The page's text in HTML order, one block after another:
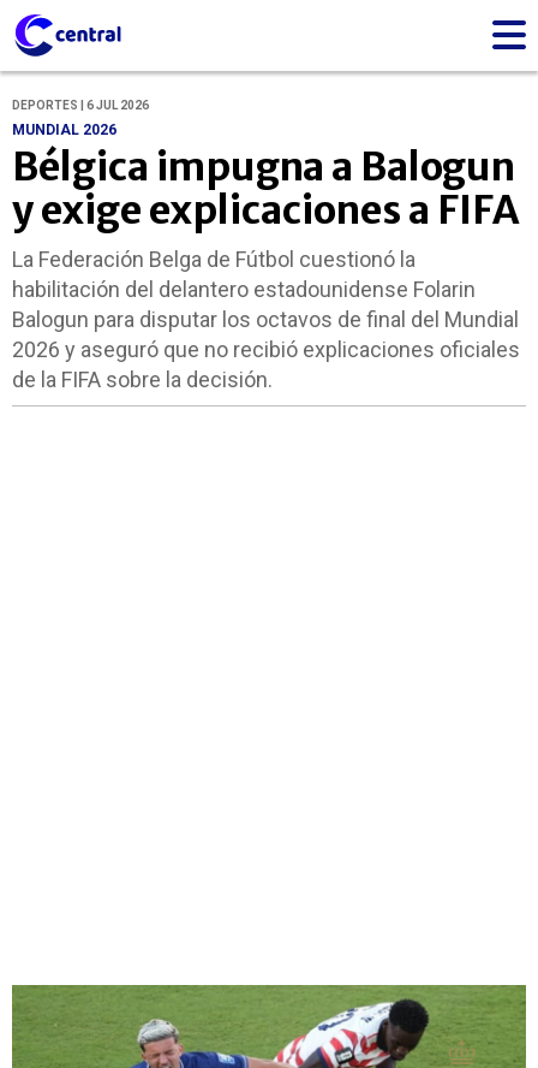
DEPORTES | 6 JUL 2026
MUNDIAL 2026
Bélgica impugna a Balogun
y exige explicaciones a FIFA
La Federación Belga de Fútbol cuestionó la
habilitación del delantero estadounidense Folarin
Balogun para disputar los octavos de final del Mundial
2026 y aseguró que no recibió explicaciones oficiales
de la FIFA sobre la decisión.